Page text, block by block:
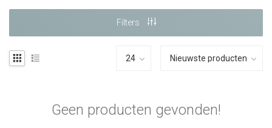
Filters
Geen producten gevonden!